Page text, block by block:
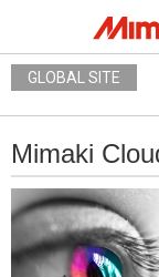
GLOBAL SITE
Mimaki